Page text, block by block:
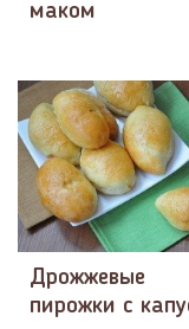
маком
Дрожжевые
пирожки с